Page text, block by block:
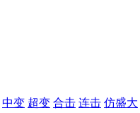
中变 超变 合击 连击 仿盛大